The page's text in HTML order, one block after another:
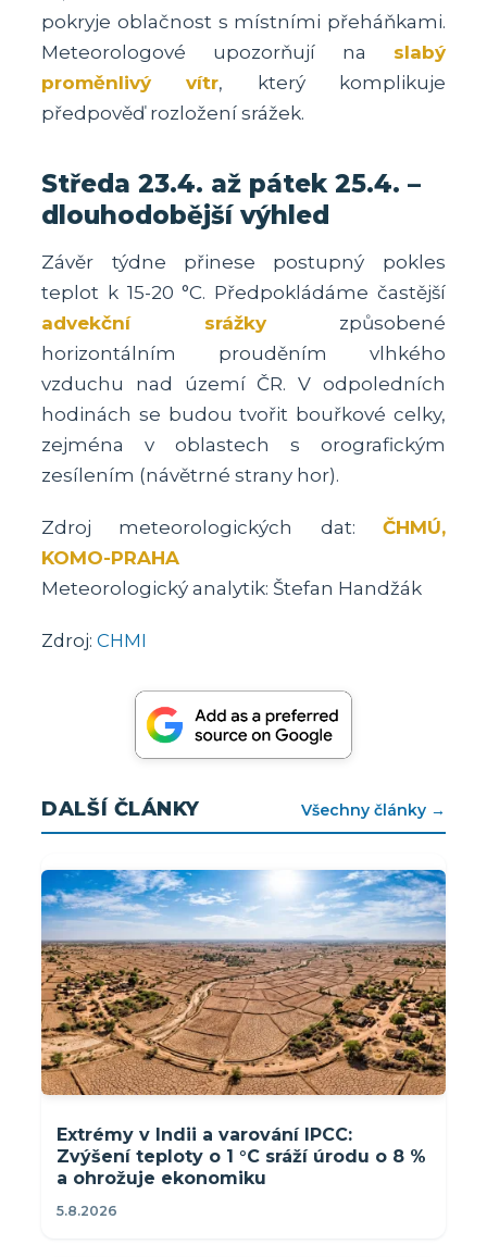
pokryje oblačnost s místními přeháňkami.
Meteorologové upozorňují na slabý
proměnlivý vítr, který komplikuje
předpověď rozložení srážek.
Středa 23.4. až pátek 25.4. –
dlouhodobější výhled
Závěr týdne přinese postupný pokles
teplot k 15-20 °C. Předpokládáme častější
advekční srážky způsobené
horizontálním prouděním vlhkého
vzduchu nad území ČR. V odpoledních
hodinách se budou tvořit bouřkové celky,
zejména v oblastech s orografickým
zesílením (návětrné strany hor).
Zdroj meteorologických dat: ČHMÚ,
KOMO-PRAHA
Meteorologický analytik: Štefan Handžák
Zdroj:CHMI
DALŠÍ ČLÁNKY Všechny články →
Extrémy v Indii a varování IPCC:
Zvýšení teploty o 1 °C sráží úrodu o 8 %
a ohrožuje ekonomiku
5.8.2026